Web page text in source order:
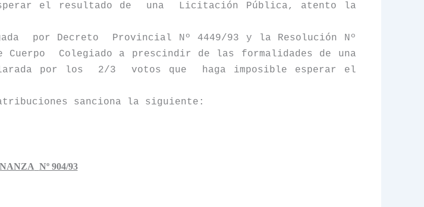
el resultado de una
Licitación Pública, atento la
por Decreto Provincial Nº 4449/93 y la Resolución Nº
Colegiado a prescindir de las formalidades de una
por los 2/3 votos que
haga imposible esperar el
sanciona la siguiente:
Nº 904/93